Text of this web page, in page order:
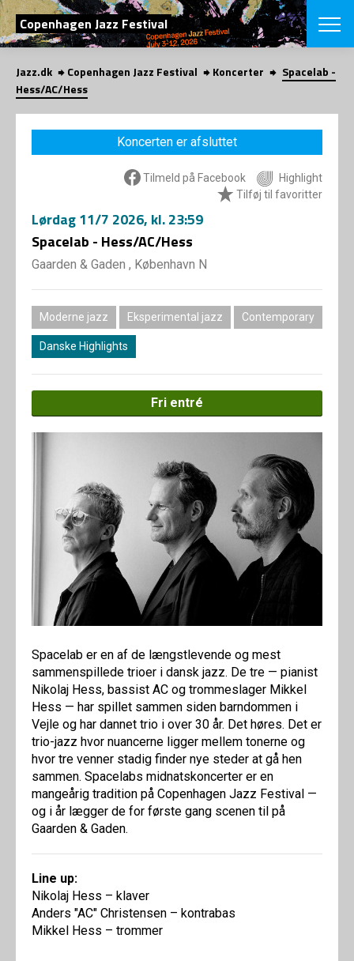
SØG
Copenhagen Jazz Festival
English
VÆLG
VINTERJAZZ
Temaer
LOCATIONS
Venues &
Kontakt
SHOP
Jazz.dk Copenhagen Jazz Festival Koncerter
Spacelab -
Hess/AC/Hess
Koncerten er afsluttet
Tilmeld på Facebook
Highlight
Tilføj til favoritter
Lørdag11/7 2026, kl. 23:59
Spacelab - Hess/AC/Hess
Gaarden & Gaden , København N
Moderne jazz Eksperimental jazz Contemporary
Danske Highlights
Fri entré
Spacelab er en af de længstlevende og mest
sammenspillede trioer i dansk jazz. De tre — pianist
Nikolaj Hess, bassist AC og trommeslager Mikkel
Hess — har spillet sammen siden barndommen i
Vejle og har dannet trio i over 30 år. Det høres. Det er
trio-jazz hvor nuancerne ligger mellem tonerne og
hvor tre venner stadig finder nye steder at gå hen
sammen. Spacelabs midnatskoncerter er en
mangeårig tradition på Copenhagen Jazz Festival —
og i år lægger de for første gang scenen til på
Gaarden & Gaden.
Line up:
Nikolaj Hess – klaver
Anders "AC" Christensen – kontrabas
Mikkel Hess – trommer